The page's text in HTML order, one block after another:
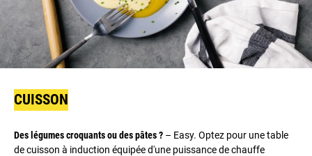
CUISSON
Des légumes croquants ou des pâtes ? – Easy. Optez pour une table
de cuisson à induction équipée d'une puissance de chauffe